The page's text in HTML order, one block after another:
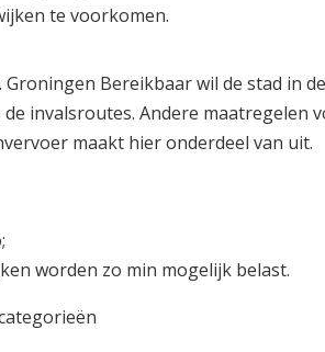
te voorkomen.
Bereikbaar wil de stad in
invalsroutes. Andere maatregelen
maakt hier onderdeel van uit.
worden zo min mogelijk belast.